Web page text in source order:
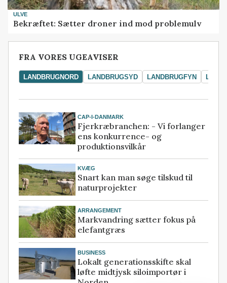
ULVE
Bekræftet: Sætter droner ind mod problemulv
FRA VORES UGEAVISER
LANDBRUGNORD LANDBRUGSYD LANDBRUGFYN
CAP-I-DANMARK
Fjerkræbranchen: - Vi forlanger
ens konkurrence- og
produktionsvilkår
KVÆG
Snart kan man søge tilskud til
naturprojekter
ARRANGEMENT
Markvandring sætter fokus på
elefantgræs
BUSINESS
Lokalt generationsskifte skal
løfte midtjysk siloimportør i